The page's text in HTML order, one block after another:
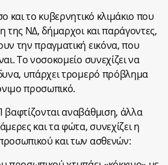
και το κυβερνητικό κλιμάκιο που
της ΝΔ, δήμαρχοι και παράγοντες,
την πραγματική εικόνα, που
Το νοσοκομείο συνεχίζει να
υπάρχει τρομερό πρόβλημα
προσωπικό.
βαφτίζονται αναβάθμιση, άλλα
και τα φώτα, συνεχίζει η
και των ασθενών: